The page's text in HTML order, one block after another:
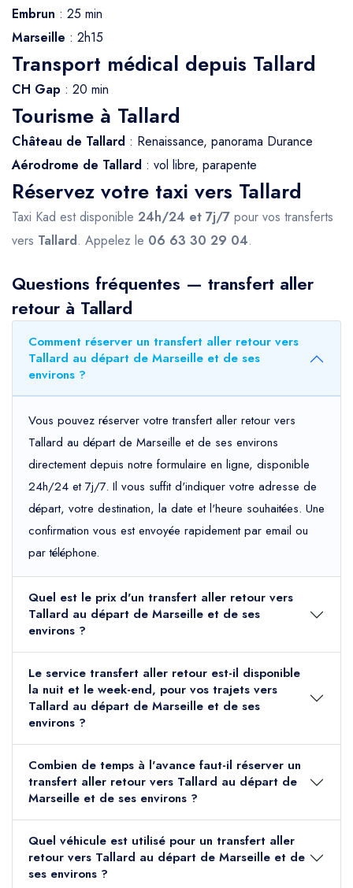
Embrun : 25 min
Marseille : 2h15
Transport médical depuis Tallard
CH Gap : 20 min
Tourisme à Tallard
Château de Tallard : Renaissance, panorama Durance
Aérodrome de Tallard : vol libre, parapente
Réservez votre taxi vers Tallard
Taxi Kad est disponible 24h/24 et 7j/7 pour vos transferts
vers Tallard. Appelez le 06 63 30 29 04.
Questions fréquentes — transfert aller
retour à Tallard
Comment réserver un transfert aller retour vers
Tallard au départ de Marseille et de ses
environs ?
Vous pouvez réserver votre transfert aller retour vers
Tallard au départ de Marseille et de ses environs
directement depuis notre formulaire en ligne, disponible
24h/24 et 7j/7. Il vous suffit d'indiquer votre adresse de
départ, votre destination, la date et l'heure souhaitées. Une
confirmation vous est envoyée rapidement par email ou
par téléphone.
Quel est le prix d'un transfert aller retour vers
Tallard au départ de Marseille et de ses
environs ?
Le service transfert aller retour est-il disponible
la nuit et le week-end, pour vos trajets vers
Tallard au départ de Marseille et de ses
environs ?
Combien de temps à l'avance faut-il réserver un
transfert aller retour vers Tallard au départ de
Marseille et de ses environs ?
Quel véhicule est utilisé pour un transfert aller
retour vers Tallard au départ de Marseille et de
ses environs ?